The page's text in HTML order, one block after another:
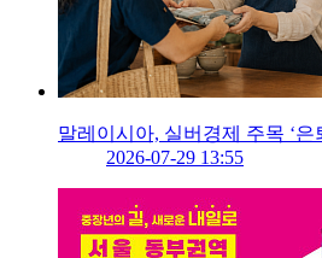
말레이시아, 실버경제 주목 ‘
2026-07-29 13:55